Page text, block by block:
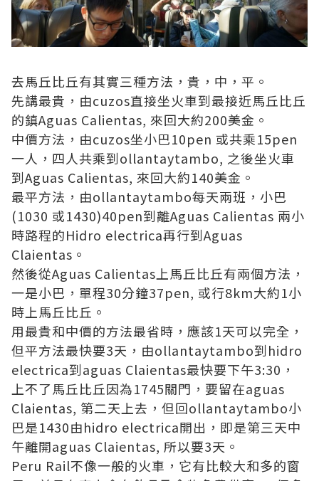
去馬丘比丘有其實三種方法，貴，中，平。
先講最貴，由cuzos直接坐火車到最接近馬丘比丘
的鎮Aguas Calientas, 來回大約200美金。
中價方法，由cuzos坐小巴10pen 或共乘15pen
一人，四人共乘到ollantaytambo, 之後坐火車
到Aguas Calientas, 來回大約140美金。
最平方法，由ollantaytambo每天兩班，小巴
(1030 或1430)40pen到離Aguas Calientas 兩小
時路程的Hidro electrica再行到Aguas
Claientas。
然後從Aguas Calientas上馬丘比丘有兩個方法，
一是小巴，單程30分鐘37pen, 或行8km大約1小
時上馬丘比丘。
用最貴和中價的方法最省時，應該1天可以完全，
但平方法最快要3天，由ollantaytambo到hidro
electrica到aguas Claientas最快要下午3:30，
上不了馬丘比丘因為1745關門，要留在aguas
Claientas, 第二天上去，但回ollantaytambo小
巴是1430由hidro electrica開出，即是第三天中
午離開aguas Claientas, 所以要3天。
Peru Rail不像一般的火車，它有比較大和多的窗